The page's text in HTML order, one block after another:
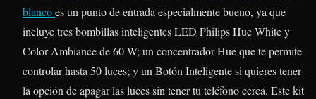
blancoes un punto de entrada especialmente bueno, ya que
incluye tres bombillas inteligentes LED Philips Hue White y
Color Ambiance de 60 W; un concentrador Hue que te permite
controlar hasta 50 luces; y un Botón Inteligente si quieres tener
la opción de apagar las luces sin tener tu teléfono cerca. Este kit